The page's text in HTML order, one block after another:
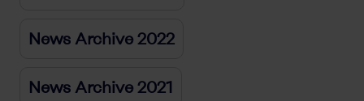
News Archive 2022
News Archive 2021